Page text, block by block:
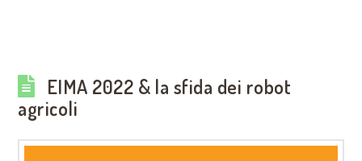
EIMA 2022 & la sfida dei robot
agricoli